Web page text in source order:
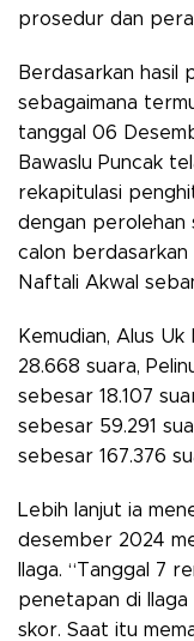
prosedur dan
Berdasarkan hasil
sebagaimana
tanggal 06
Bawaslu Puncak
rekapitulasi
dengan perolehan
calon berdasarkan
Naftali Akwal
Kemudian, Alus
28.668 suara,
sebesar 18.107
sebesar 59.291
sebesar 167.376
Lebih lanjut ia
desember 2024
Ilaga. “Tanggal 7
penetapan di Ilaga
skor. Saat itu